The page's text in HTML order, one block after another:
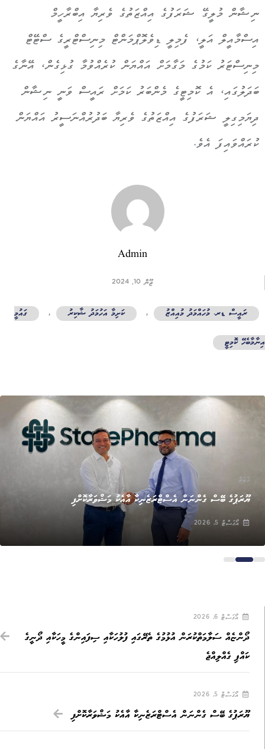
ނިޝާން މުލީގޭ ޝަރަފުގެ އިއްޒަތުގެ ވެރިޔާ އިބްރާހީމް
އިސްމާއީލް އަލީ، ފެމިލީ ޑިވެލޮޕްމަންޓް މިނިސްޓްރީގެ ސްޓޭޓް
މިނިސްޓަރު ކަމުގެ މަގާމަށް އައްޔަން ކުރެއްވުމާ ގުޅިގެން، އޭނާގެ
ބަދަލުގައި، އެ ކޮމިޓީގެ މެންބަރު ކަމަށް ރައީސް ވަނީ ނިޝާން
ދިޔަމިގިލީ ޝަރަފުގެ އިއްޒަތުގެ ވެރިޔާ ބަދުރުއްނަސީރު އައްޔަން
ކުރައްވައިފަ އެވެ.
Admin
ޖޫން 10, 2024
ރައީސް ޑރ. މުހައްމަދު މުއިއްޒު , ކަށިމާ އަހުމަދު ޝާކިރު , ގައުމީ
ކޮމިޓީ
ޚަބަރު
ޔޫރަޕުގެ ބޭސް ގެންނަން އެސްޓްރަޒެނިކާ އާއެކު މަޝްވަރާކޮށްފި
އޯގަސްޓް 5, 2026
އޯގަސްޓް 6, 2026
ދޯންޏެއް ސަލާމަތްކުރަން އުޅުމުގެ ތެރޭގައި ފުލުހަކާއި ސިފައިންގެ މީހަކާއި ދޯނީގެ
ކައްޕި ގެއްލިއްޖެ
އޯގަސްޓް 5, 2026
ޔޫރަޕުގެ ބޭސް ގެންނަން އެސްޓްރަޒެނިކާ އާއެކު މަޝްވަރާކޮށްފި